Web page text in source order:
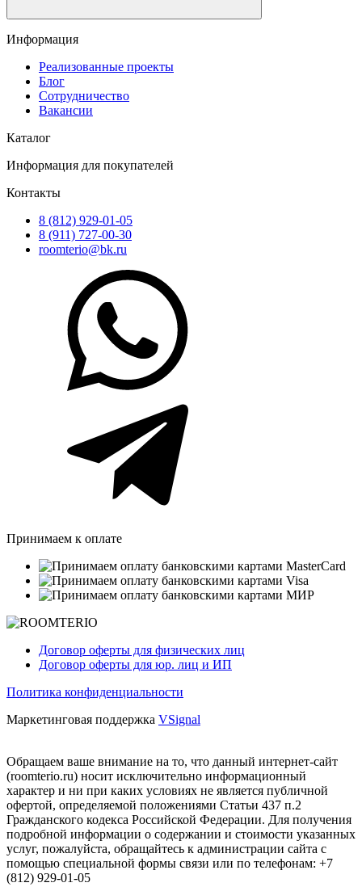
Информация
Реализованные проекты
Блог
Сотрудничество
Вакансии
Каталог
Информация для покупателей
Контакты
8 (812) 929-01-05
8 (911) 727-00-30
roomterio@bk.ru
Принимаем к оплате
Договор оферты для физических лиц
Договор оферты для юр. лиц и ИП
Политика конфиденциальности
Маркетинговая поддержка VSignal
Обращаем ваше внимание на то, что данный интернет-сайт
(roomterio.ru) носит исключительно информационный
характер и ни при каких условиях не является публичной
офертой, определяемой положениями Статьи 437 п.2
Гражданского кодекса Российской Федерации. Для получения
подробной информации о содержании и стоимости указанных
услуг, пожалуйста, обращайтесь к администрации сайта с
помощью специальной формы связи или по телефонам: +7
(812) 929-01-05